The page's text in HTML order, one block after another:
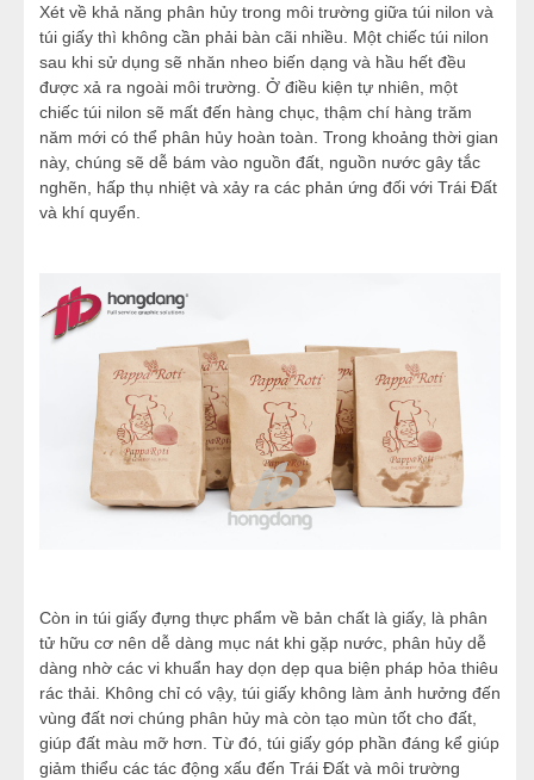
Xét về khả năng phân hủy trong môi trường giữa túi nilon và
túi giấy thì không cần phải bàn cãi nhiều. Một chiếc túi nilon
sau khi sử dụng sẽ nhăn nheo biến dạng và hầu hết đều
được xả ra ngoài môi trường. Ở điều kiện tự nhiên, một
chiếc túi nilon sẽ mất đến hàng chục, thậm chí hàng trăm
năm mới có thể phân hủy hoàn toàn. Trong khoảng thời gian
này, chúng sẽ dễ bám vào nguồn đất, nguồn nước gây tắc
nghẽn, hấp thụ nhiệt và xảy ra các phản ứng đối với Trái Đất
và khí quyển.
Còn in túi giấy đựng thực phẩm về bản chất là giấy, là phân
tử hữu cơ nên dễ dàng mục nát khi gặp nước, phân hủy dễ
dàng nhờ các vi khuẩn hay dọn dẹp qua biện pháp hỏa thiêu
rác thải. Không chỉ có vậy, túi giấy không làm ảnh hưởng đến
vùng đất nơi chúng phân hủy mà còn tạo mùn tốt cho đất,
giúp đất màu mỡ hơn. Từ đó, túi giấy góp phần đáng kể giúp
giảm thiểu các tác động xấu đến Trái Đất và môi trường